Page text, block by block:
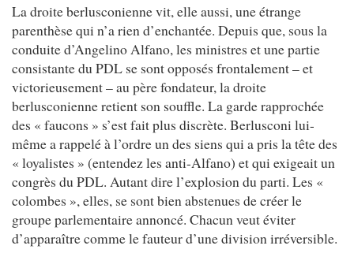
La droite berlusconienne vit, elle aussi, une étrange
parenthèse qui n’a rien d’enchantée. Depuis que, sous la
conduite d’Angelino Alfano, les ministres et une partie
consistante du PDL se sont opposés frontalement – et
victorieusement – au père fondateur, la droite
berlusconienne retient son souffle. La garde rapprochée
des « faucons » s’est fait plus discrète. Berlusconi lui-
même a rappelé à l’ordre un des siens qui a pris la tête des
« loyalistes » (entendez les anti-Alfano) et qui exigeait un
congrès du PDL. Autant dire l’explosion du parti. Les «
colombes », elles, se sont bien abstenues de créer le
groupe parlementaire annoncé. Chacun veut éviter
d’apparaître comme le fauteur d’une division irréversible.